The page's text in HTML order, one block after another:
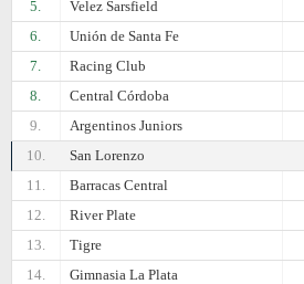
5. Velez Sarsfield
6.
Unión de Santa Fe
7.
Racing Club
8.
Central Córdoba
9.
Argentinos Juniors
10.
San Lorenzo
11.
Barracas Central
12.
River Plate
13.
Tigre
14.
Gimnasia La Plata